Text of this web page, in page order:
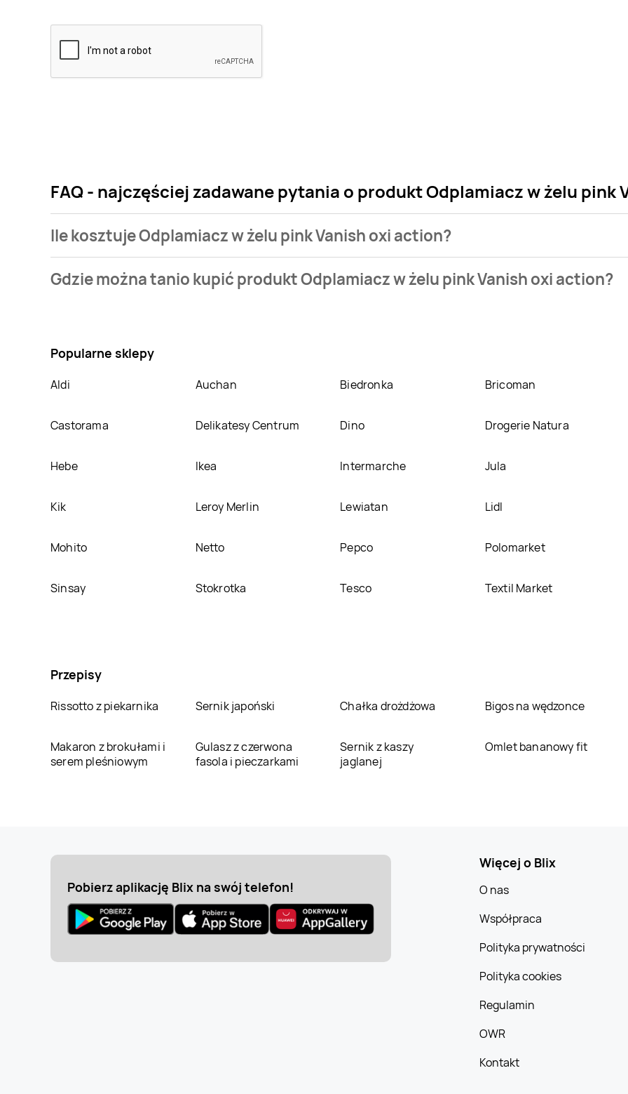
FAQ - najczęściej zadawane pytania o produkt Odplamiacz w żelu pink
Ile kosztuje Odplamiacz w żelu pink Vanish oxi action?
Najtańsza oferta, jaką mamy w naszej bazie jest z sieciGroszek. Odplamiacz w żelu pink Vanish oxi action
Gdzie można tanio kupić produkt Odplamiacz w żelu pink Vanish oxi action?
Popularne sklepy
Aldi Auchan Biedronka Bricoman
Castorama Delikatesy Centrum Dino Drogerie Natura
Hebe Ikea Intermarche Jula
Kik Leroy Merlin Lewiatan Lidl
Mohito Netto Pepco Polomarket
Sinsay Stokrotka Tesco Textil Market
Przepisy
Rissotto z piekarnika Sernik japoński Chałka drożdżowa Bigos na wędzonce
Makaron z brokułami i
serem pleśniowym
Gulasz z czerwona
fasola i pieczarkami
Sernik z kaszy
jaglanej
Omlet bananowy fit
Pobierz aplikację Blix na swój telefon!
Więcej o Blix
O nas
Współpraca
Polityka prywatności
Polityka cookies
Regulamin
OWR
Kontakt